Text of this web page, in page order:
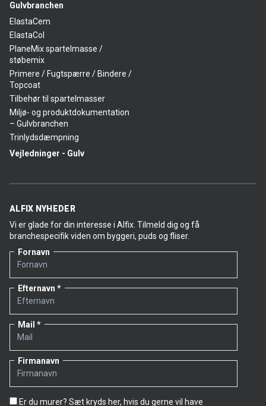
Gulvbranchen
ElastaCem
ElastaCol
PlaneMix spartelmasse /
støbemix
Primere / Fugtspærre / Bindere /
Topcoat
Tilbehør til spartelmasser
Miljø- og produktdokumentation
– Gulvbranchen
Trinlydsdæmpning
Vejledninger - Gulv
ALFIX NYHEDER
Vi er glade for din interesse i Alfix. Tilmeld dig og få
branchespecifik viden om byggeri, puds og fliser.
Fornavn
Efternavn
Mail
Firmanavn
Er du murer? Sæt kryds her, hvis du gerne vil have